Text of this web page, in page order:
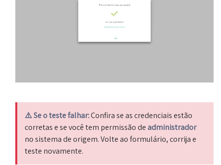
⚠️ Se o teste falhar:Confira se as credenciais estão
corretas e se você tem permissão deadministrador
no sistema de origem. Volte ao formulário, corrija e
teste novamente.